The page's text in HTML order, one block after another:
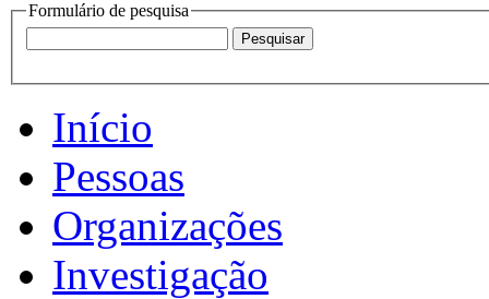
Formulário de pesquisa
Início
Pessoas
Organizações
Investigação